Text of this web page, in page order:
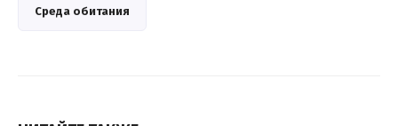
Среда обитания